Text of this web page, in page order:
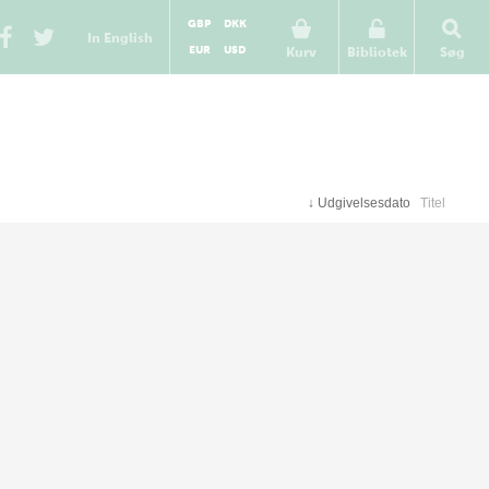
In English
Kurv
GBP
DKK
EUR
USD Bibliotek Søg
↓ Udgivelsesdato Titel